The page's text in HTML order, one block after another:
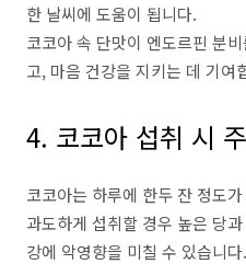
한 날씨에 도움이 됩니다.
코코아 속 단맛이 엔도르핀 분
고, 마음 건강을 지키는 데 기여
4. 코코아 섭취 시
코코아는 하루에 한두 잔 정도
과도하게 섭취할 경우 높은 당
강에 악영향을 미칠 수 있습니다.